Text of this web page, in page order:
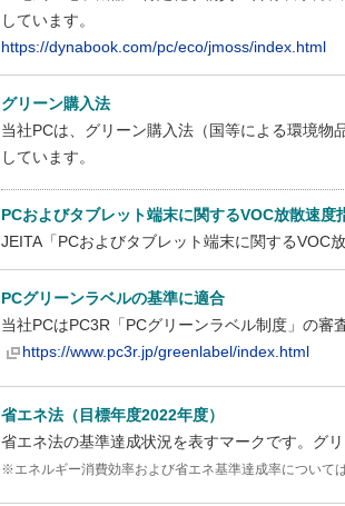
しています。
https://dynabook.com/pc/eco/jmoss/index.html
グリーン購入法
当社PCは、グリーン購入法（国等による環境
しています。
PCおよびタブレット端末に関するVOC放散速度
JEITA「PCおよびタブレット端末に関するVOC
PCグリーンラベルの基準に適合
当社PCはPC3R「PCグリーンラベル制度」の審
https://www.pc3r.jp/greenlabel/index.html
省エネ法（目標年度2022年度）
省エネ法の基準達成状況を表すマークです。グ
※エネルギー消費効率および省エネ基準達成率について